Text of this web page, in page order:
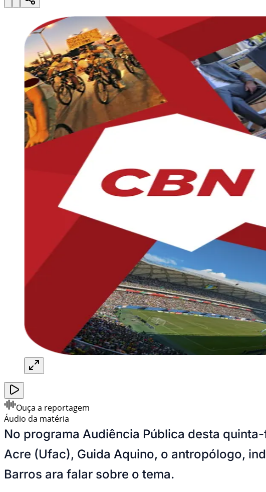
Ouça a reportagem
Áudio da matéria
No programa Audiência Pública desta
Acre (Ufac), Guida Aquino, o antropólogo,
Barros ara falar sobre o tema.